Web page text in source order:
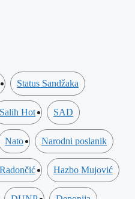
Status Sandžaka
Salih Hot SAD
Nato Narodni poslanik
Hazbo Mujović